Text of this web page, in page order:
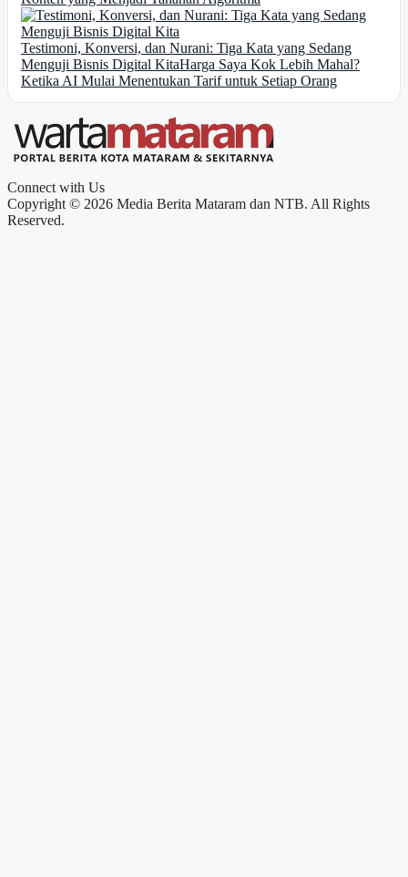
Testimoni, Konversi, dan Nurani: Tiga Kata yang Sedang
Menguji Bisnis Digital KitaHarga Saya Kok Lebih Mahal?
Ketika AI Mulai Menentukan Tarif untuk Setiap Orang
Connect with Us
Copyright © 2026 Media Berita Mataram dan NTB. All Rights
Reserved.